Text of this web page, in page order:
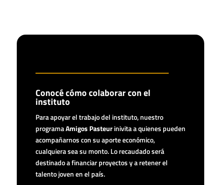
Conocé cómo colaborar con el
instituto
Para apoyar el trabajo del instituto, nuestro
programaAmigos Pasteur inivita a quienes pueden
acompañarnos con su aporte económico,
cualquiera sea su monto. Lo recaudado será
destinado a financiar proyectos y a retener el
talento joven en el país.